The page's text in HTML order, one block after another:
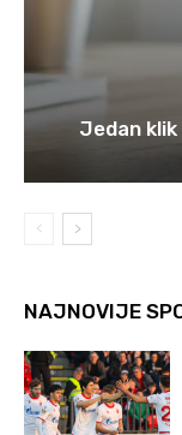
Jedan
NAJNOVIJE